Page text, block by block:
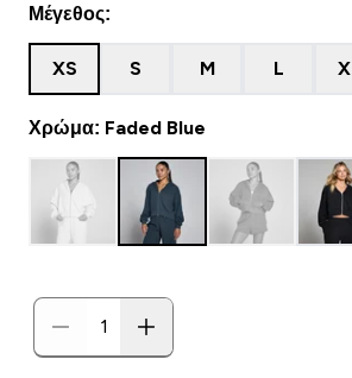
Μέγεθος:
XS S M L
Χρώμα: Faded Blue